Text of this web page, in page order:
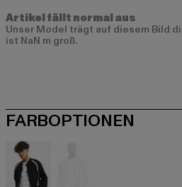
Artikel fällt normal aus
Unser Model trägt auf diesem Bild
ist NaN m groß.
FARBOPTIONEN